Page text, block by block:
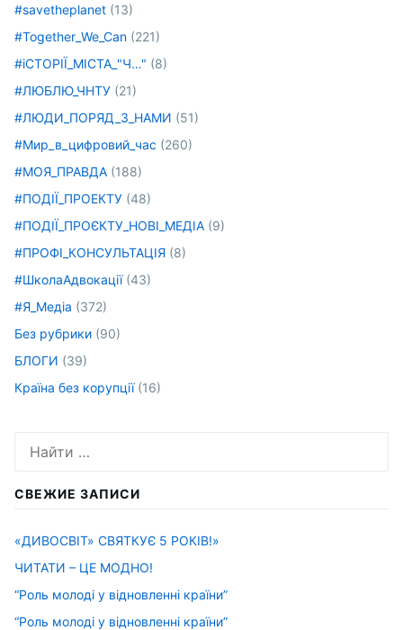
#savetheplanet (13)
#Together_We_Can (221)
#іСТОРІЇ_МІСТА_"Ч…" (8)
#ЛЮБЛЮ_ЧНТУ (21)
#ЛЮДИ_ПОРЯД_З_НАМИ (51)
#Мир_в_цифровий_час (260)
#МОЯ_ПРАВДА (188)
#ПОДІЇ_ПРОЕКТУ (48)
#ПОДІЇ_ПРОЄКТУ_НОВІ_МЕДІА (9)
#ПРОФІ_КОНСУЛЬТАЦІЯ (8)
#ШколаАдвокації(43)
#Я_Медіа (372)
Без рубрики (90)
БЛОГИ (39)
Країна без корупції(16)
СВЕЖИЕ ЗАПИСИ
«ДИВОСВІТ» СВЯТКУЄ 5 РОКІВ!»
ЧИТАТИ – ЦЕ МОДНО!
“Роль молоді у відновленні країни”
“Роль молоді у відновленні країни”